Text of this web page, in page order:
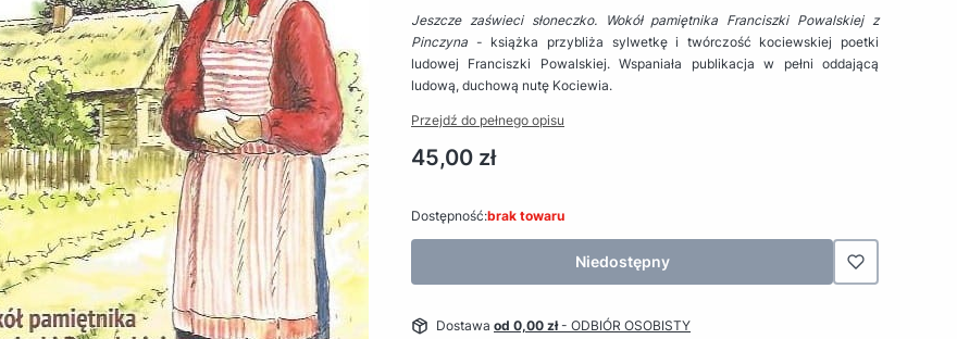
Jeszcze zaświeci słoneczko. Wokół pamiętnika Franciszki Powalskiej z
Pinczyna - książka przybliża sylwetkę i twórczość kociewskiej poetki
ludowej Franciszki Powalskiej. Wspaniała publikacja w pełni oddającą
ludową, duchową nutę Kociewia.
Przejdź do pełnego opisu
Cena
45,00 zł
Dostępność:brak towaru
Niedostępny
Dostawa od 0,00 zł- ODBIÓR OSOBISTY